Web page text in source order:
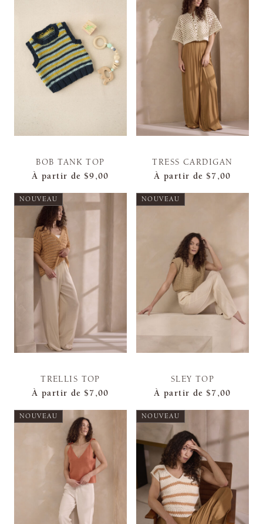
BOB TANK TOP
À partir de $9,00
TRESS CARDIGAN
À partir de $7,00
NOUVEAU
TRELLIS TOP
À partir de $7,00
NOUVEAU
SLEY TOP
À partir de $7,00
NOUVEAU NOUVEAU